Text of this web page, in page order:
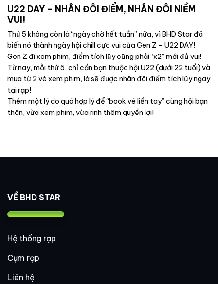
U22 DAY – NHÂN ĐÔI ĐIỂM, NHÂN ĐÔI NIỀM
VUI!
Thứ 5 không còn là “ngày chờ hết tuần” nữa, vì BHD Star đã
biến nó thành ngày hội chill cực vui của Gen Z – U22 DAY!
Gen Z đi xem phim, điểm tích lũy cũng phải “x2” mới đủ vui!
Từ nay, mỗi thứ 5, chỉ cần bạn thuộc hội U22 (dưới 22 tuổi) và
mua từ 2 vé xem phim, là sẽ được nhân đôi điểm tích lũy ngay
tại rạp!
Thêm một lý do quá hợp lý để “book vé liền tay” cùng hội bạn
thân, vừa xem phim, vừa rinh thêm quyền lợi!
VỀ BHD STAR
Hệ thống rạp
Cụm rạp
Liên hệ